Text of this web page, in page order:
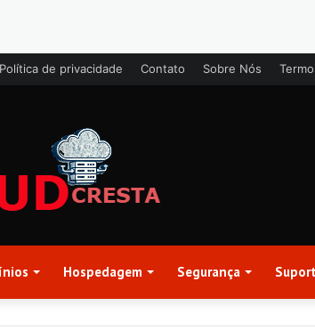
Política de privacidade Contato Sobre Nós
Hospedagem Segurança